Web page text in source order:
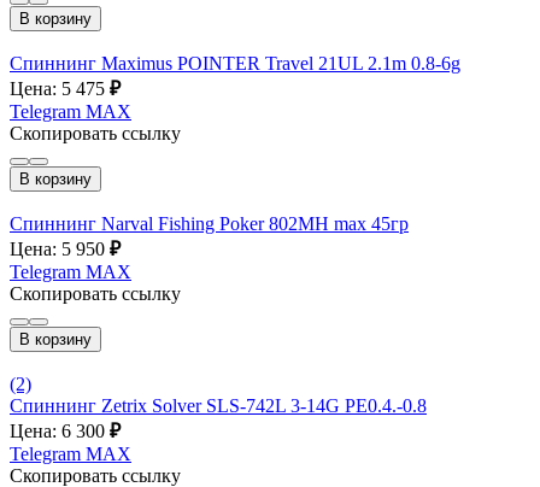
В корзину
Спиннинг Maximus POINTER Travel 21UL 2.1m 0.8-6g
Цена: 5 475 ₽
Telegram MAX
Скопировать ссылку
В корзину
Спиннинг Narval Fishing Poker 802MH max 45гр
Цена: 5 950 ₽
Telegram MAX
Скопировать ссылку
В корзину
(2)
Спиннинг Zetrix Solver SLS-742L 3-14G PE0.4.-0.8
Цена: 6 300 ₽
Telegram MAX
Скопировать ссылку